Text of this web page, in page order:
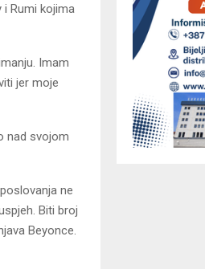
i Rumi kojima
Imam
jer moje
nad svojom
ne
Biti broj
Beyonce.